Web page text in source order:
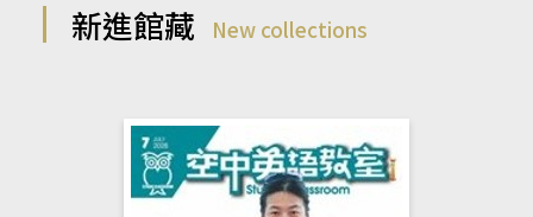
新進館藏 New collections